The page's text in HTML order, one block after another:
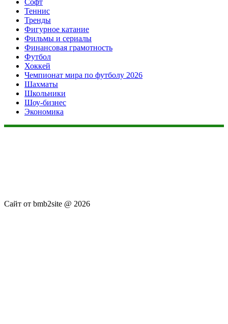
Теннис
Тренды
Фигурное катание
Фильмы и сериалы
Финансовая грамотность
Футбол
Хоккей
Чемпионат мира по футболу 2026
Шахматы
Школьники
Шоу-бизнес
Экономика
Сайт от bmb2site @ 2026